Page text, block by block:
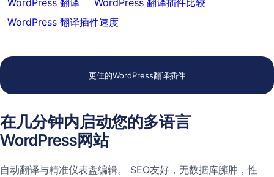
WordPress 翻译
WordPress 翻译插件比较
WordPress 翻译插件速度
更佳的WordPress翻译插件
在几分钟内启动您的多语言
WordPress网站
自动翻译与精准仪表盘编辑。 SEO友好，无数据库臃肿，性